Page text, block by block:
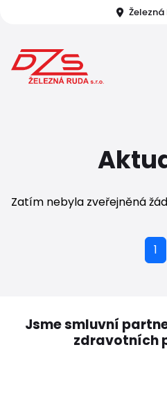
Železná
Zatím nebyla zveřejněná
1
Jsme smluvní
zdravotních